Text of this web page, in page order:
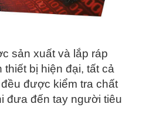
sản xuất và lắp ráp
thiết bị hiện đại, tất cả
được kiểm tra chất
đưa đến tay người tiêu